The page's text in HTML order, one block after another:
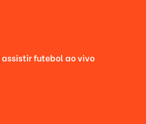
assistir futebol ao vivo